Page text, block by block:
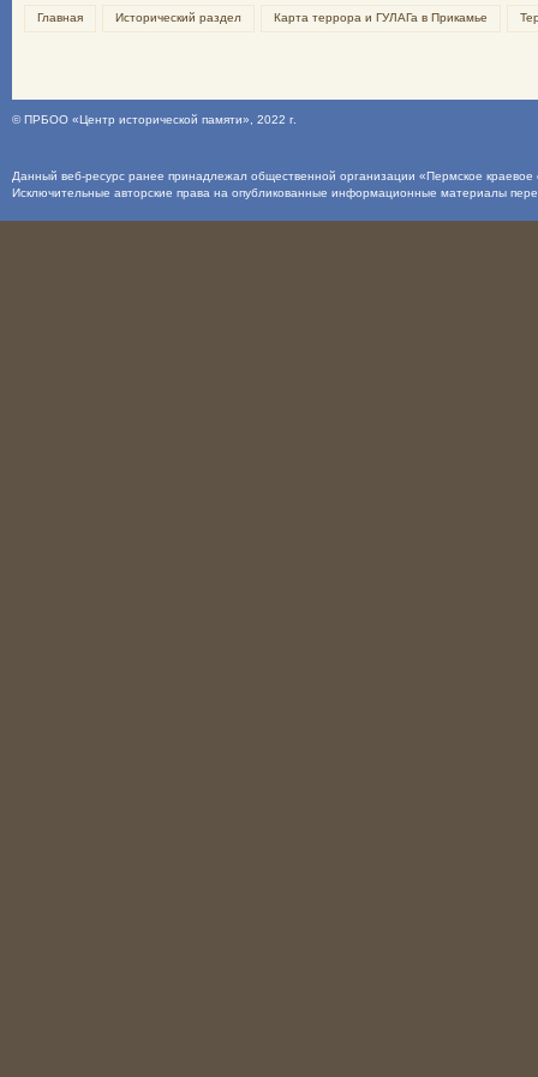
Главная Исторический раздел Карта террора и ГУЛАГа в Прикамье
©ПРБОО «Центр исторической памяти» , 2022 г.
Данный веб-ресурс ранее принадлежал общественной организации «Пермское
Исключительные авторские права на опубликованные информационные материалы